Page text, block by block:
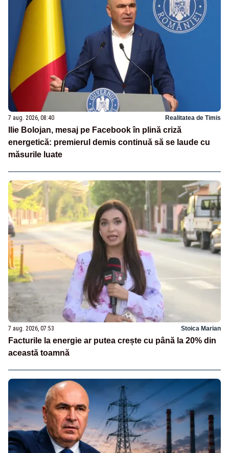
7 aug. 2026, 08:40 Realitatea de Timis
Ilie Bolojan, mesaj pe Facebook în plină criză
energetică: premierul demis continuă să se laude cu
măsurile luate
7 aug. 2026, 07:53 Stoica Marian
Facturile la energie ar putea crește cu până la 20% din
această toamnă